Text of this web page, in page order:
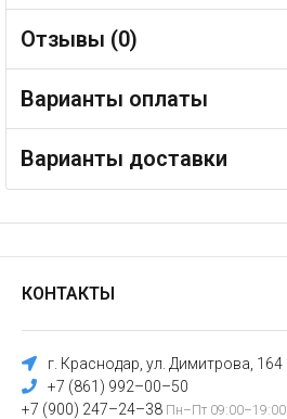
Отзывы (0)
Варианты оплаты
Варианты доставки
КОНТАКТЫ
г. Краснодар, ул. Димитрова, 164
+7 (861) 992–00–50
+7 (900) 247–24–38 Пн–Пт 09:00–19:00